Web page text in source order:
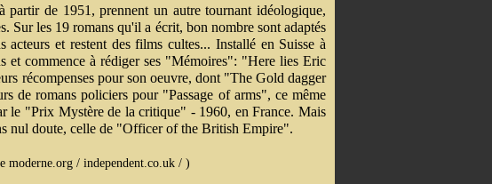
partir de 1951, prennent un autre tournant idéologique,
Sur les 19 romans qu'il a écrit, bon nombre sont adaptés
acteurs et restent des films cultes... Installé en Suisse à
et commence à rédiger ses "Mémoires": "Here lies Eric
récompenses pour son oeuvre, dont "The Gold dagger
de romans policiers pour "Passage of arms", ce même
le "Prix Mystère de la critique" - 1960, en France. Mais
nul doute, celle de "Officer of the British Empire".
moderne.org / independent.co.uk / )